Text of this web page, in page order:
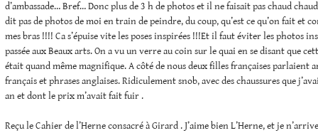
d’ambassade… Bref… Donc plus de 3 h de photos et il ne faisait pas chaud
dit pas de photos de moi en train de peindre, du coup, qu’est ce qu’on fait et
mes bras !!!! Ca s’épuise vite les poses inspirées !!!Et il faut éviter les photos
passée aux Beaux arts. On a vu un verre au coin sur le quai en se disant que
était quand même magnifique. A côté de nous deux filles françaises parlaient
français et phrases anglaises. Ridiculement snob, avec des chaussures que
an et dont le prix m’avait fait fuir .
Reçu le Cahier de l’Herne consacré à Girard . J’aime bien L’Herne, et je